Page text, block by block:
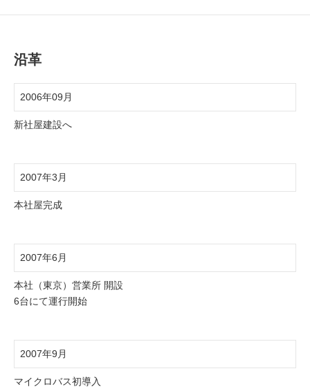
沿革
2006年09月
新社屋建設へ
2007年3月
本社屋完成
2007年6月
本社（東京）営業所 開設
6台にて運行開始
2007年9月
マイクロバス初導入